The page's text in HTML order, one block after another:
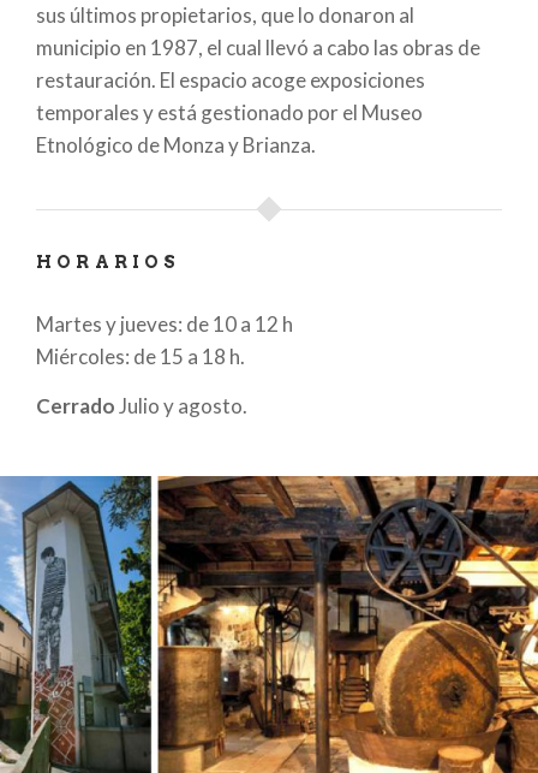
sus últimos propietarios, que lo donaron al
municipio en 1987, el cual llevó a cabo las obras de
restauración. El espacio acoge exposiciones
temporales y está gestionado por el Museo
Etnológico de Monza y Brianza.
HORARIOS
Martes y jueves: de 10 a 12 h
Miércoles: de 15 a 18 h.
Cerrado Julio y agosto.